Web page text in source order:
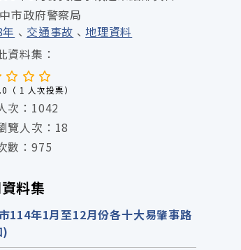
市政府警察局
交通事故
地理資料
資料集：
（ 1 人次投票）
次：1042
覽人次：18
數：975
料集
114年1月至12月份各十大易肇事路
)